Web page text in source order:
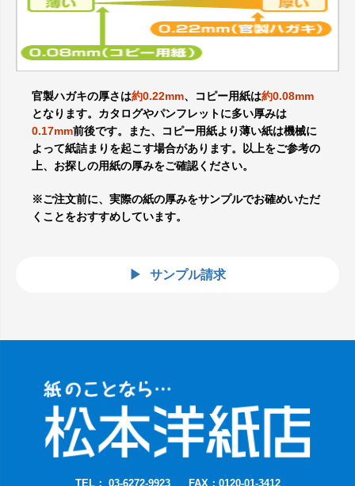
官製ハガキの厚さは約0.22mm、コピー用紙は約0.08mm
となります。カタログやパンフレットに多い厚みは
0.17mm前後です。また、コピー用紙より薄い紙は機械に
よって紙詰まりを起こす場合があります。以上をご参考の
上、お探しの用紙の厚みをご確認ください。
※ご注文前に、実際の紙の厚みをサンプルでお確めいただ
くことをおすすめしています。
サンプル請求
TEL： 03-6272-9923
FAX：0120-01-3412